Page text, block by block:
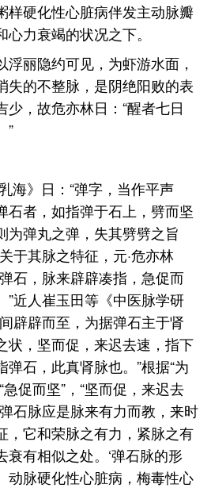
样硬化性心脏病伴发主动脉瓣
力衰竭的状况之下。
浮丽隐约可见，为虾游水面，
失的不整脉，是阴绝阳败的表
，故危亦林日：“醒者七日
”
海》日：“弹字，当作平声
石者，如指弹于石上，劈而坚
为弹丸之弹，失其劈劈之旨
于其脉之特征，元·危亦林
石，脉来辟辟凑指，急促而
”近人崔玉田等《中医脉学研
辟辟而至，为据弹石主于肾
状，坚而促，来迟去速，指下
石，此真肾脉也。”根据“为
促而坚”，“坚而促，来迟去
石脉应是脉来有力而教，来时
，它和荣脉之有力，紧脉之有
衰有相似之处。‘弹石脉的形
动脉硬化性心脏病，梅毒性心